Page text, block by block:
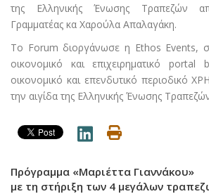
της Ελληνικής Ένωσης Τραπεζών
Γραμματέας κα Χαρούλα Απαλαγάκη.
Το Forum διοργάνωσε η Ethos Events,
οικονομικό και επιχειρηματικό portal
οικονομικό και επενδυτικό περιοδικό
την αιγίδα της Ελληνικής Ένωσης
Πρόγραμμα «Μαριέττα Γιαννάκου»
με τη στήριξη των 4 μεγάλων